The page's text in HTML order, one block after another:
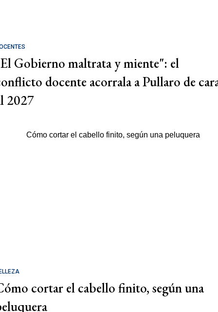
Gobierno maltrata y miente": el
docente acorrala a Pullaro de
2027
cortar el cabello finito, según una